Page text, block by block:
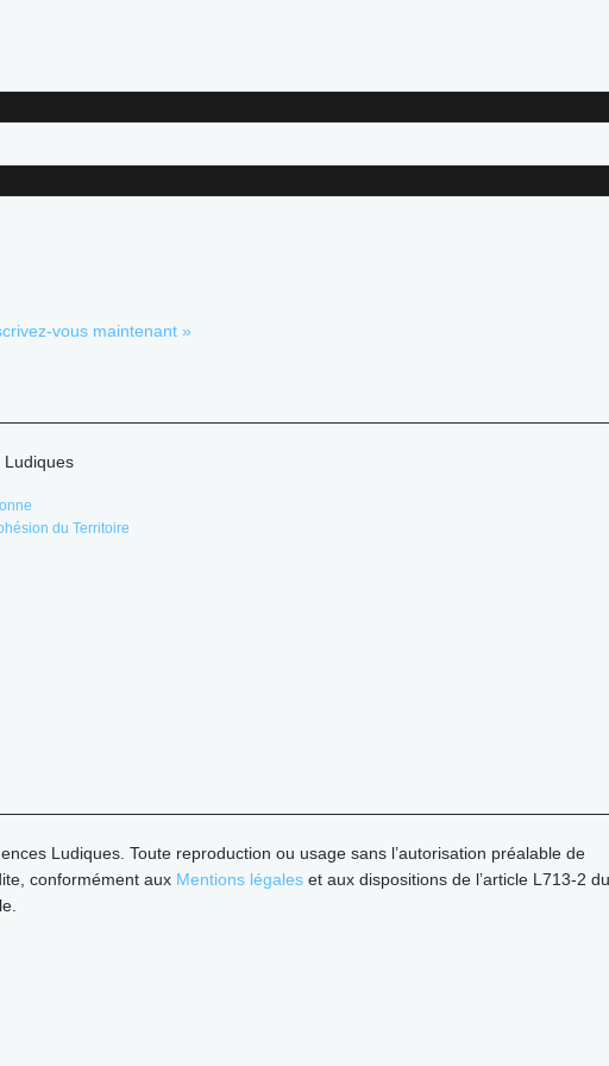
vous maintenant »
Ludiques
Ludiques. Toute reproduction ou usage sans l’autorisation préalable de
conformément aux Mentions légales et aux dispositions de l’article L713-2 du